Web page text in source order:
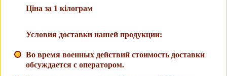
Ціна за 1 кілограм
Условия доставки нашей продукции:
Во время военных действий стоимость доставки
обсуждается с оператором.